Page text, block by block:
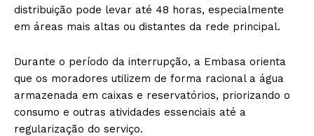
distribuição pode levar até 48 horas, especialmente
em áreas mais altas ou distantes da rede principal.
Durante o período da interrupção, a Embasa orienta
que os moradores utilizem de forma racional a água
armazenada em caixas e reservatórios, priorizando o
consumo e outras atividades essenciais até a
regularização do serviço.